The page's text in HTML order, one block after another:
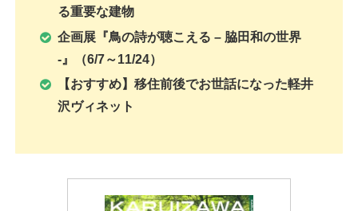
る重要な建物
企画展 『鳥の詩が聴こえる – 脇田和の世界
-』
（6/7～11/24）
【おすすめ】移住前後でお世話になった軽井
沢ヴィネット